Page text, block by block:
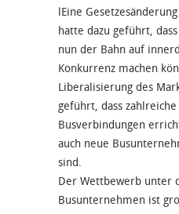
lEine
hatte dazu geführt,
nun der Bahn auf
Konkurrenz machen
Liberalisierung des
geführt, dass zahlreiche
Busverbindungen
auch neue
sind.
Der Wettbewerb unter
Busunternehmen ist